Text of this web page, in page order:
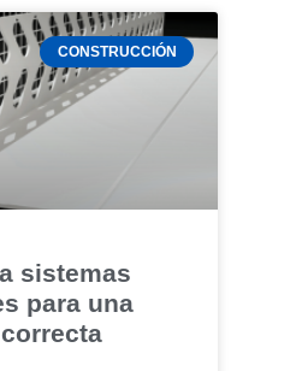
CONSTRUCCIÓN
sistemas
para una